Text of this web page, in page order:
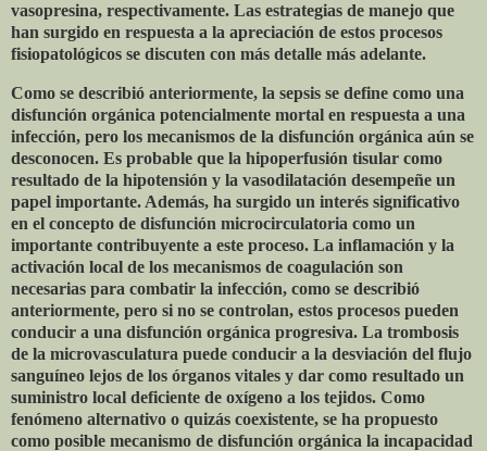
vasopresina, respectivamente. Las estrategias de manejo que
han surgido en respuesta a la apreciación de estos procesos
fisiopatológicos se discuten con más detalle más adelante.
Como se describió anteriormente, la sepsis se define como una
disfunción orgánica potencialmente mortal en respuesta a una
infección, pero los mecanismos de la disfunción orgánica aún se
desconocen. Es probable que la hipoperfusión tisular como
resultado de la hipotensión y la vasodilatación desempeñe un
papel importante. Además, ha surgido un interés significativo
en el concepto de disfunción microcirculatoria como un
importante contribuyente a este proceso. La inflamación y la
activación local de los mecanismos de coagulación son
necesarias para combatir la infección, como se describió
anteriormente, pero si no se controlan, estos procesos pueden
conducir a una disfunción orgánica progresiva. La trombosis
de la microvasculatura puede conducir a la desviación del flujo
sanguíneo lejos de los órganos vitales y dar como resultado un
suministro local deficiente de oxígeno a los tejidos. Como
fenómeno alternativo o quizás coexistente, se ha propuesto
como posible mecanismo de disfunción orgánica la incapacidad